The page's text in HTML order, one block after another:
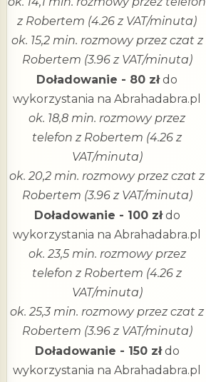
z Robertem (4.26 z VAT/minuta)
ok. 15,2 min. rozmowy przez czat z
Robertem (3.96 z VAT/minuta)
Doładowanie - 80 złdo
wykorzystania na Abrahadabra.pl
ok. 18,8 min. rozmowy przez
telefon z Robertem (4.26 z
VAT/minuta)
ok. 20,2 min. rozmowy przez czat z
Robertem (3.96 z VAT/minuta)
Doładowanie - 100 złdo
wykorzystania na Abrahadabra.pl
ok. 23,5 min. rozmowy przez
telefon z Robertem (4.26 z
VAT/minuta)
ok. 25,3 min. rozmowy przez czat z
Robertem (3.96 z VAT/minuta)
Doładowanie - 150 złdo
wykorzystania na Abrahadabra.pl